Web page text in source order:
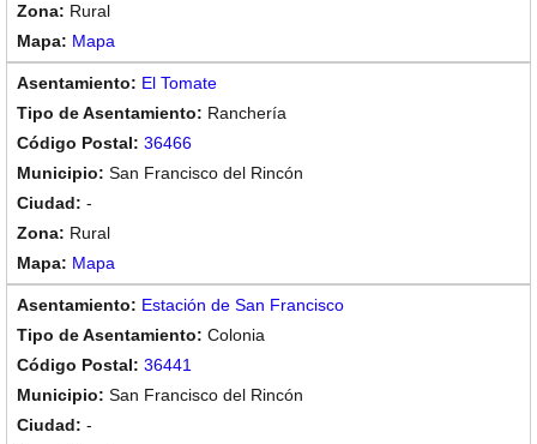
Rural
Mapa
El Tomate
Ranchería
36466
San Francisco del Rincón
-
Rural
Mapa
Estación de San Francisco
Colonia
36441
San Francisco del Rincón
-